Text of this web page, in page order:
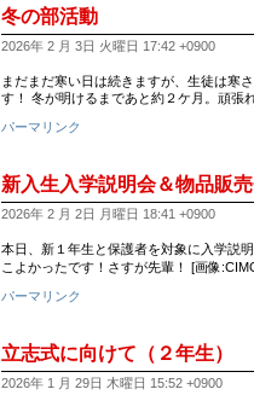
冬の部活動
2026年 2 月 3日 火曜日 17:42 +0900
まだまだ寒い日は続きますが、生徒は寒
す！ 冬が明けるまであと約２ケ月。頑張
パーマリンク
新入生入学説明会＆物品販
2026年 2 月 2日 月曜日 18:41 +0900
本日、新１年生と保護者を対象に入学説
こよかったです！さすが先輩！ [画像
パーマリンク
立志式に向けて（２年生）
2026年 1 月 29日 木曜日 15:52 +0900